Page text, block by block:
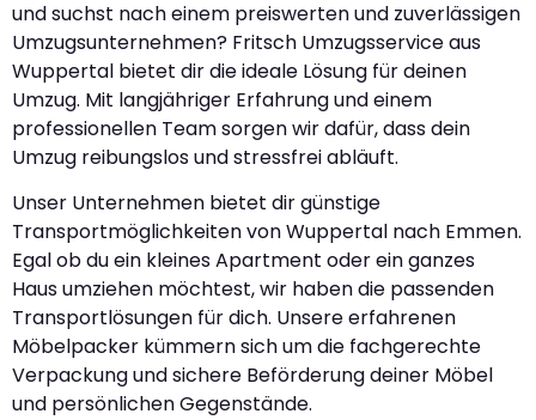
und suchst nach einem preiswerten und zuverlässigen
Umzugsunternehmen? Fritsch Umzugsservice aus
Wuppertal bietet dir die ideale Lösung für deinen
Umzug. Mit langjähriger Erfahrung und einem
professionellen Team sorgen wir dafür, dass dein
Umzug reibungslos und stressfrei abläuft.
Unser Unternehmen bietet dir günstige
Transportmöglichkeiten von Wuppertal nach Emmen.
Egal ob du ein kleines Apartment oder ein ganzes
Haus umziehen möchtest, wir haben die passenden
Transportlösungen für dich. Unsere erfahrenen
Möbelpacker kümmern sich um die fachgerechte
Verpackung und sichere Beförderung deiner Möbel
und persönlichen Gegenstände.